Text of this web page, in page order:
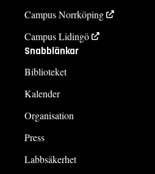
Campus Norrköping
Campus Lidingö
Snabblänkar
Biblioteket
Kalender
Organisation
Press
Labbsäkerhet